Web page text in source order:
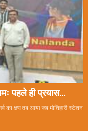
पहले ही प्रयास...
का क्षण तब आया जब मोतिहारी स्टेशन